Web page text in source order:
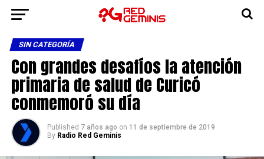
SIN CATEGORÍA
Con grandes desafíos la atención
primaria de salud de Curicó
conmemoró su día
Published 7 años ago on 11 de septiembre de 2019
By Radio Red Geminis